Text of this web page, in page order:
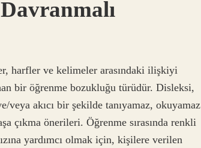
harfler ve kelimeler arasındaki ilişkiyi
bir öğrenme bozukluğu türüdür. Disleksi,
akıcı bir şekilde tanıyamaz, okuyamaz
çıkma önerileri. Öğrenme sırasında renkli
yardımcı olmak için, kişilere verilen